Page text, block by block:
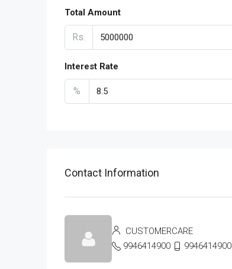
Total Amount
Rs.
Interest Rate
%
Contact Information
CUSTOMERCARE
9946414900
9946414900